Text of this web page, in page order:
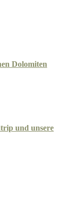
Dolomiten
und unsere